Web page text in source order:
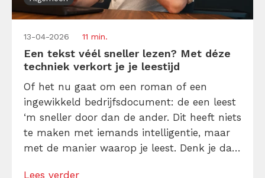
13-04-2026 11 min.
Een tekst véél sneller lezen? Met déze
techniek verkort je je leestijd
Of het nu gaat om een roman of een
ingewikkeld bedrijfsdocument: de een leest
‘m sneller door dan de ander. Dit heeft niets
te maken met iemands intelligentie, maar
met de manier waarop je leest. Denk je dat
Lees verder